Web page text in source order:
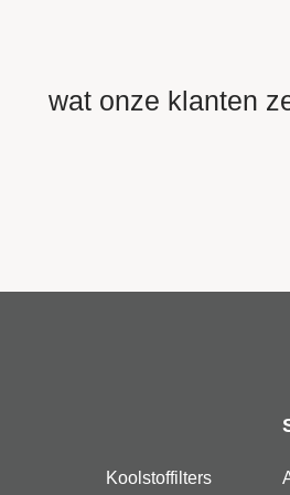
wat onze klanten
Koolstoffilters